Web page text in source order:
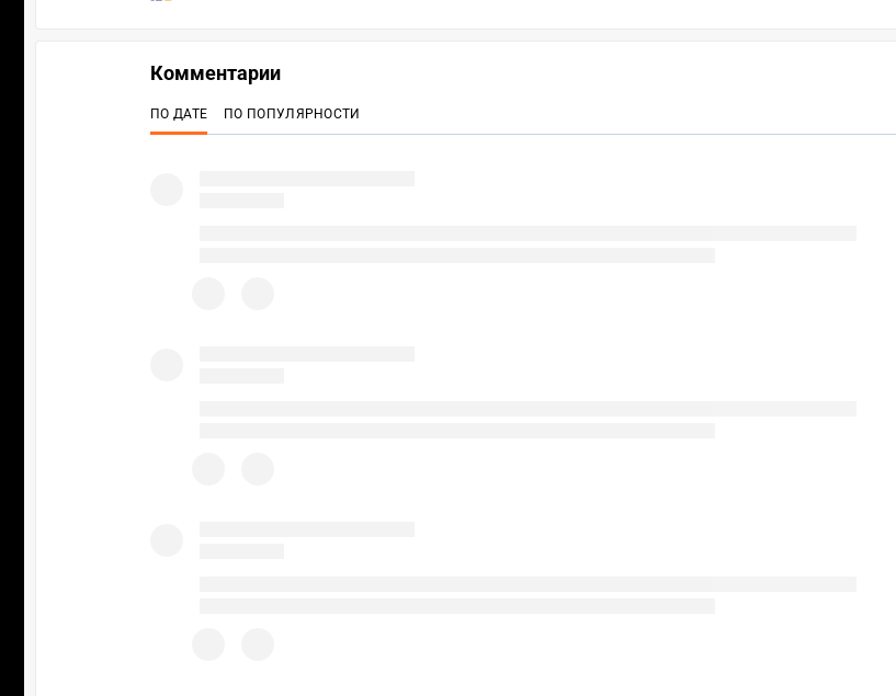
Комментарии
ПО ДАТЕ ПО ПОПУЛЯРНОСТИ